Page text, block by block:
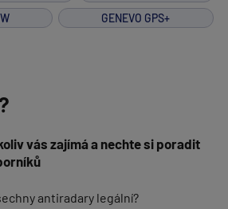
GENEVO GPS+
vás zajímá a nechte si poradit
antiradary legální?